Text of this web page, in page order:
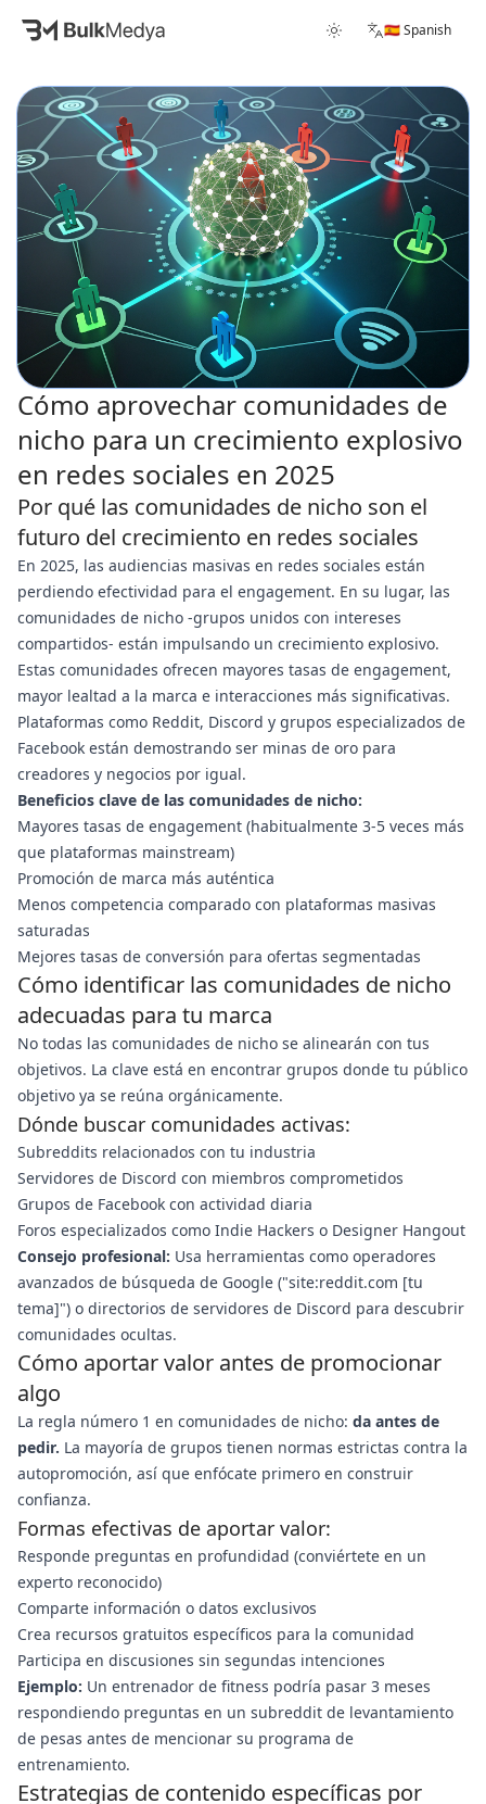
🇪🇸 Spanish
Cómo aprovechar comunidades de
nicho para un crecimiento explosivo
en redes sociales en 2025
Por qué las comunidades de nicho son el
futuro del crecimiento en redes sociales
En 2025, las audiencias masivas en redes sociales están
perdiendo efectividad para el engagement. En su lugar, las
comunidades de nicho -grupos unidos con intereses
compartidos- están impulsando un crecimiento explosivo.
Estas comunidades ofrecen mayores tasas de engagement,
mayor lealtad a la marca e interacciones más significativas.
Plataformas como Reddit, Discord y grupos especializados de
Facebook están demostrando ser minas de oro para
creadores y negocios por igual.
Beneficios clave de las comunidades de nicho:
Mayores tasas de engagement (habitualmente 3-5 veces más
que plataformas mainstream)
Promoción de marca más auténtica
Menos competencia comparado con plataformas masivas
saturadas
Mejores tasas de conversión para ofertas segmentadas
Cómo identificar las comunidades de nicho
adecuadas para tu marca
No todas las comunidades de nicho se alinearán con tus
objetivos. La clave está en encontrar grupos donde tu público
objetivo ya se reúna orgánicamente.
Dónde buscar comunidades activas:
Subreddits relacionados con tu industria
Servidores de Discord con miembros comprometidos
Grupos de Facebook con actividad diaria
Foros especializados como Indie Hackers o Designer Hangout
Consejo profesional: Usa herramientas como operadores
avanzados de búsqueda de Google ("site:reddit.com [tu
tema]") o directorios de servidores de Discord para descubrir
comunidades ocultas.
Cómo aportar valor antes de promocionar
algo
La regla número 1 en comunidades de nicho: da antes de
pedir. La mayoría de grupos tienen normas estrictas contra la
autopromoción, así que enfócate primero en construir
confianza.
Formas efectivas de aportar valor:
Responde preguntas en profundidad (conviértete en un
experto reconocido)
Comparte información o datos exclusivos
Crea recursos gratuitos específicos para la comunidad
Participa en discusiones sin segundas intenciones
Ejemplo: Un entrenador de fitness podría pasar 3 meses
respondiendo preguntas en un subreddit de levantamiento
de pesas antes de mencionar su programa de
entrenamiento.
Estrategias de contenido específicas por